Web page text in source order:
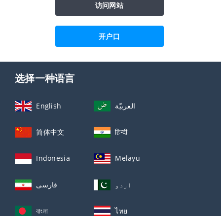
访问网站
开户口
选择一种语言
English العربيّة
简体中文 हिन्दी
Indonesia Melayu
فارسی اردو
বাংলা ไทย